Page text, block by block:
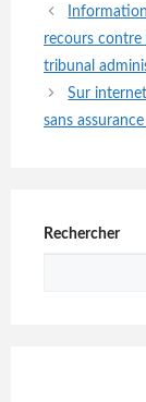
Navigation
des
recours contre
tribunal
Sur
sans
Rechercher